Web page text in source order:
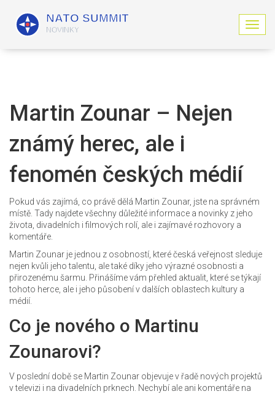
Z
o
Martin Zounar – Nejen
známý herec, ale i
fenomén českých médií
Pokud vás zajímá, co právě dělá Martin Zounar, jste na správném
místě. Tady najdete všechny důležité informace a novinky z jeho
života, divadelních i filmových rolí, ale i zajímavé rozhovory a
komentáře.
Martin Zounar je jednou z osobností, které česká veřejnost sleduje
nejen kvůli jeho talentu, ale také díky jeho výrazné osobnosti a
přirozenému šarmu. Přinášíme vám přehled aktualit, které se týkají
tohoto herce, ale i jeho působení v dalších oblastech kultury a
médií.
Co je nového o Martinu
Zounarovi?
V poslední době se Martin Zounar objevuje v řadě nových projektů
v televizi i na divadelních prknech. Nechybí ale ani komentáře na